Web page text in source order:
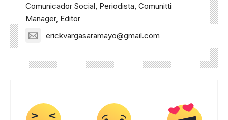
Comunicador Social, Periodista, Comunitti
Manager, Editor
erickvargasaramayo@gmail.com